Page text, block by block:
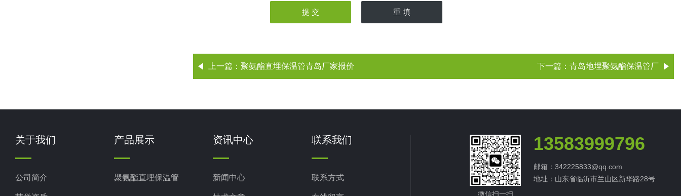
上一篇： 聚氨酯直埋保温管青岛厂家报价 下一篇： 青岛地埋聚氨酯保温管厂
关于我们
公司简介
产品展示
聚氨酯直埋保温管
资讯中心
新闻中心
联系我们
联系方式
微信扫一扫
13583999796
邮箱：342225833@qq.com
地址：山东省临沂市兰山区新华路28号